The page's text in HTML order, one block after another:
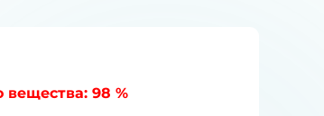
вещества: 98 %